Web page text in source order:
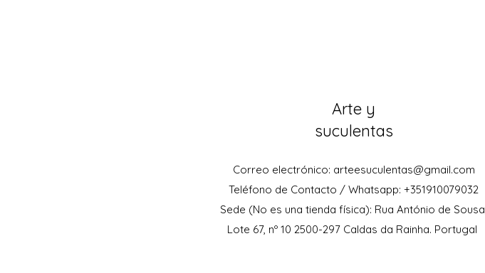
Arte y
suculentas
Correo electrónico: arteesuculentas@gmail.com
Teléfono de Contacto / Whatsapp: +351910079032
Sede (No es una tienda física): Rua António de Sousa,
Lote 67, nº 10 2500-297 Caldas da Rainha. Portugal